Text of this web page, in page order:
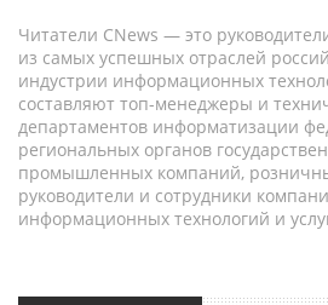
Читатели CNews — это
из самых успешных отраслей
индустрии информационных
составляют топ-менеджеры и
департаментов информатизации
региональных органов
промышленных компаний,
руководители и сотрудники
информационных технологий и